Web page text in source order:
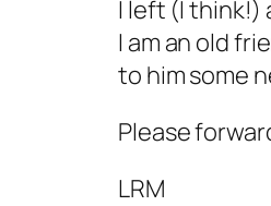
I left (I think!)
I am an old
to him some
Please
LRM